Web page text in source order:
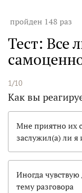
пройден 148 раз
Тест: Все
1/10
Как вы
Мне приятно их
заслужил(а) ли я
Иногда
тему разговора